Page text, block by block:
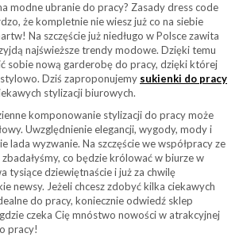
modne ubranie do pracy? Zasady dress code
że kompletnie nie wiesz już co na siebie
Na szczęście już niedługo w Polsce zawita
najświeższe trendy modowe. Dzięki temu
sobie nową garderobę do pracy, dzięki której
Dziś zaproponujemy sukienki do pracy
stylizacji biurowych.
komponowanie stylizacji do pracy może
Uwzględnienie elegancji, wygody, mody i
lada wyzwanie. Na szczęście we współpracy ze
co będzie królować w biurze w
tysiące dziewiętnaście i już za chwilę
newsy. Jeżeli chcesz zdobyć kilka ciekawych
do pracy, koniecznie odwiedź sklep
czeka Cię mnóstwo nowości w atrakcyjnej
pracy!